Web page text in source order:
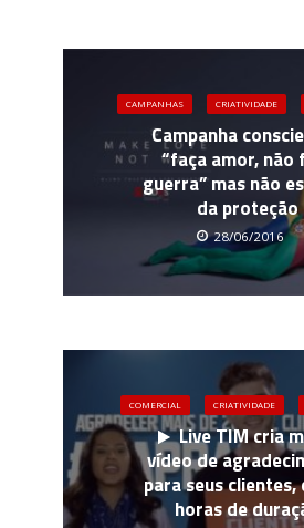
CAMPANHAS CRIATIVIDADE
Campanha
“faça amor, não
guerra” mas não
da proteção
28/06/2016
COMERCIAL CRIATIVIDADE
Live TIM cria
vídeo de
para seus clientes,
horas de